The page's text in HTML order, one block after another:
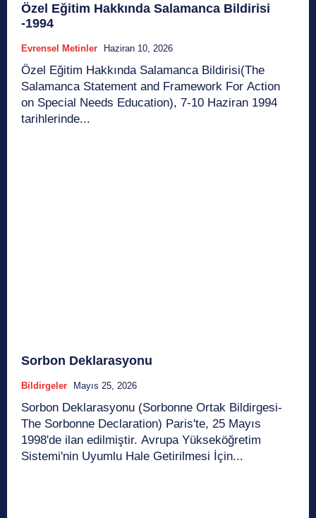
Özel Eğitim Hakkında Salamanca Bildirisi
-1994
Evrensel Metinler Haziran 10, 2026
Özel Eğitim Hakkında Salamanca Bildirisi(The
Salamanca Statement and Framework For Action
on Special Needs Education), 7-10 Haziran 1994
tarihlerinde...
Sorbon Deklarasyonu
Bildirgeler Mayıs 25, 2026
Sorbon Deklarasyonu (Sorbonne Ortak Bildirgesi-
The Sorbonne Declaration) Paris'te, 25 Mayıs
1998'de ilan edilmiştir. Avrupa Yükseköğretim
Sistemi'nin Uyumlu Hale Getirilmesi İçin...